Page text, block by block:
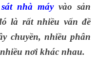
nhà máyvào sản
là rất nhiều vấn đề
chuyền, nhiều phân
nơi khác nhau.